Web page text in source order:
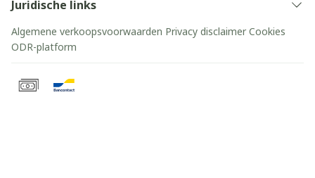
Juridische links
Algemene verkoopsvoorwaarden Privacy disclaimer Cookies
ODR-platform